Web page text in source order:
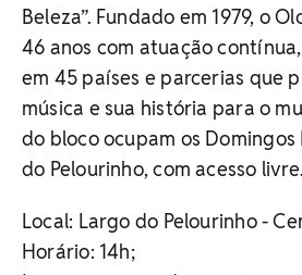
Beleza”. Fundado em 1979, o
46 anos com atuação
em 45 países e parcerias que
música e sua história para o
do bloco ocupam os Domingos
do Pelourinho, com acesso livre.
Local: Largo do Pelourinho -
Horário: 14h;